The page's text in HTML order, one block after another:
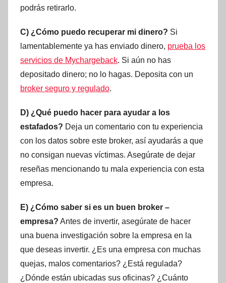
podrás retirarlo.
C) ¿Cómo puedo recuperar mi dinero? Si
lamentablemente ya has enviado dinero, prueba los
servicios de Mychargeback. Si aún no has
depositado dinero; no lo hagas. Deposita con un
broker seguro y regulado.
D) ¿Qué puedo hacer para ayudar a los
estafados? Deja un comentario con tu experiencia
con los datos sobre este broker, así ayudarás a que
no consigan nuevas víctimas. Asegúrate de dejar
reseñas mencionando tu mala experiencia con esta
empresa.
E) ¿Cómo saber si es un buen broker –
empresa? Antes de invertir, asegúrate de hacer
una buena investigación sobre la empresa en la
que deseas invertir. ¿Es una empresa con muchas
quejas, malos comentarios? ¿Está regulada?
¿Dónde están ubicadas sus oficinas? ¿Cuánto